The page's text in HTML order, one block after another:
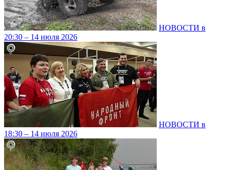
НОВОСТИ в
20:30 – 14 июля 2026
НОВОСТИ в
18:30 – 14 июля 2026